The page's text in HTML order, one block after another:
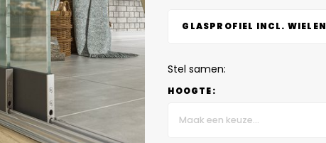
GLASPROFIEL INCL. WIELEN
Stel samen:
HOOGTE:
Maak een keuze...